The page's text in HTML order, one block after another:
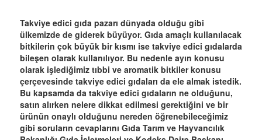
Takviye edici gıda pazarı dünyada olduğu gibi
ülkemizde de giderek büyüyor. Gıda amaçlı kullanılacak
bitkilerin çok büyük bir kısmı ise takviye edici gıdalarda
bileşen olarak kullanılıyor. Bu nedenle ayın konusu
olarak işlediğimiz tıbbi ve aromatik bitkiler konusu
çerçevesinde takviye edici gıdaları da ele almak istedik.
Bu kapsamda da takviye edici gıdaların ne olduğunu,
satın alırken nelere dikkat edilmesi gerektiğini ve bir
ürünün onaylı olduğunu nereden öğrenebileceğimiz
gibi soruların cevaplarını Gıda Tarım ve Hayvancılık